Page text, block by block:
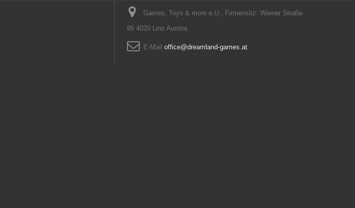
Games, Toys & more e.U., Firmensitz: Wiener Straße
95 4020 Linz Austria
E-Mail office@dreamland-games.at